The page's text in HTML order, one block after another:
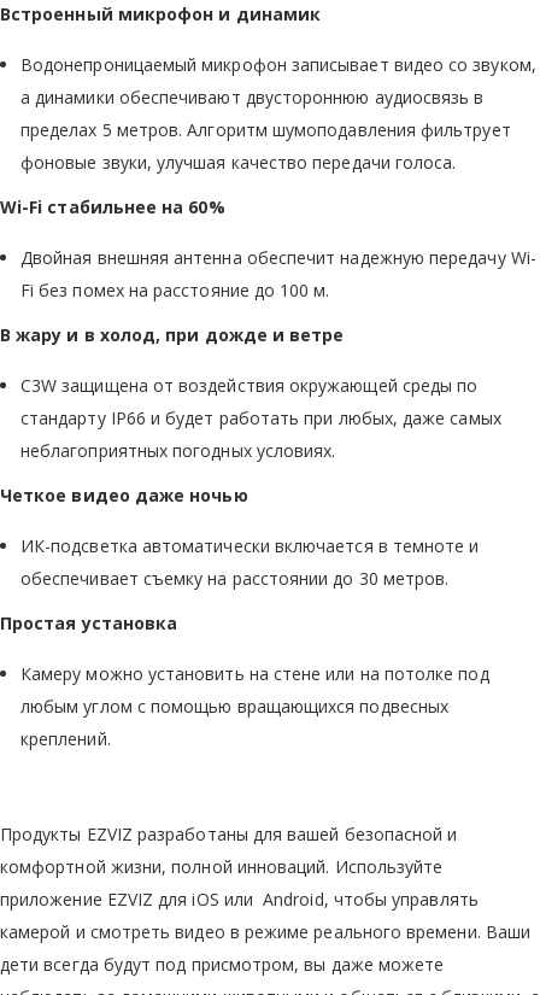
Встроенный микрофон и динамик
Водонепроницаемый микрофон записывает видео со звуком,
а динамики обеспечивают двустороннюю аудиосвязь в
пределах 5 метров. Алгоритм шумоподавления фильтрует
фоновые звуки, улучшая качество передачи голоса.
Wi-Fi стабильнее на 60%
Двойная внешняя антенна обеспечит надежную передачу Wi-
Fi без помех на расстояние до 100 м.
В жару и в холод, при дожде и ветре
C3W защищена от воздействия окружающей среды по
стандарту IP66 и будет работать при любых, даже самых
неблагоприятных погодных условиях.
Четкое видео даже ночью
ИК-подсветка автоматически включается в темноте и
обеспечивает съемку на расстоянии до 30 метров.
Простая установка
Камеру можно установить на стене или на потолке под
любым углом с помощью вращающихся подвесных
креплений.
Продукты EZVIZ разработаны для вашей безопасной и
комфортной жизни, полной инноваций. Используйте
приложение EZVIZ для iOS или Android, чтобы управлять
камерой и смотреть видео в режиме реального времени. Ваши
дети всегда будут под присмотром, вы даже можете